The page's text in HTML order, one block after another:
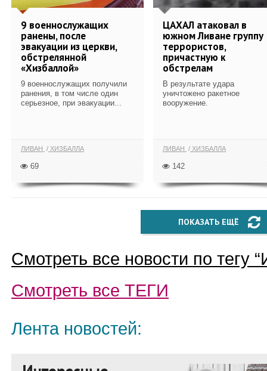
9 военнослужащих
ранены, после
эвакуации из церкви,
обстрелянной
«Хизбаллой»
9 военнослужащих получили
ранения, в том числе один
серьезное, при эвакуации...
ЛИВАН ХИЗБАЛЛА
69
ЦАХАЛ атаковал в
южном Ливане группу
террористов,
причастную к
обстрелам
В результате удара
уничтожено ракетное
вооружение.
ЛИВАН ХИЗБАЛЛА
142
ПОКАЗАТЬ ЕЩЁ
Смотреть все новости по тегу “
Смотреть все ТЕГИ
Лента новостей: